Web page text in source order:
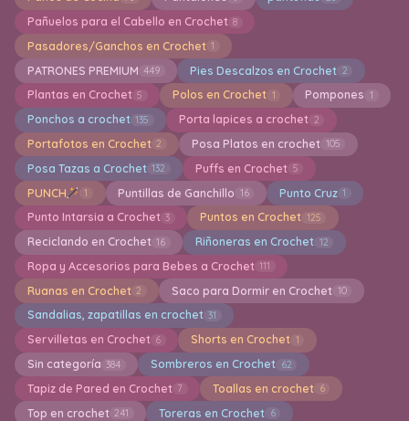
Pañuelos para el Cabello en Crochet 8
Pasadores/Ganchos en Crochet 1
PATRONES PREMIUM 449 Pies Descalzos en Crochet 2
Plantas en Crochet 5 Polos en Crochet 1 Pompones 1
Ponchos a crochet 135 Porta lapices a crochet 2
Portafotos en Crochet 2 Posa Platos en crochet 105
Posa Tazas a Crochet 132 Puffs en Crochet 5
PUNCH 1 Puntillas de Ganchillo 16 Punto Cruz 1
Punto Intarsia a Crochet 3 Puntos en Crochet 125
Reciclando en Crochet 16 Riñoneras en Crochet 12
Ropa y Accesorios para Bebes a Crochet 111
Ruanas en Crochet 2 Saco para Dormir en Crochet 10
Sandalias, zapatillas en crochet 31
Servilletas en Crochet 6 Shorts en Crochet 1
Sin categoría 384 Sombreros en Crochet 62
Tapiz de Pared en Crochet 7 Toallas en crochet 6
Top en crochet 241 Toreras en Crochet 6